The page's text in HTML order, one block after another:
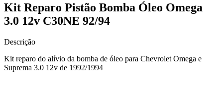
Kit Reparo Pistão Bomba Óleo Omega
3.0 12v C30NE 92/94
Descrição
Kit reparo do alívio da bomba de óleo para Chevrolet Omega e
Suprema 3.0 12v de 1992/1994